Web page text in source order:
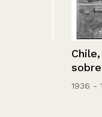
Chile,
sobre el
1936 - 1952